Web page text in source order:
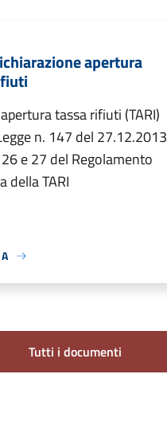
apertura
tassa rifiuti (TARI)
n. 147 del 27.12.2013
e 27 del Regolamento
della TARI
Tutti i documenti